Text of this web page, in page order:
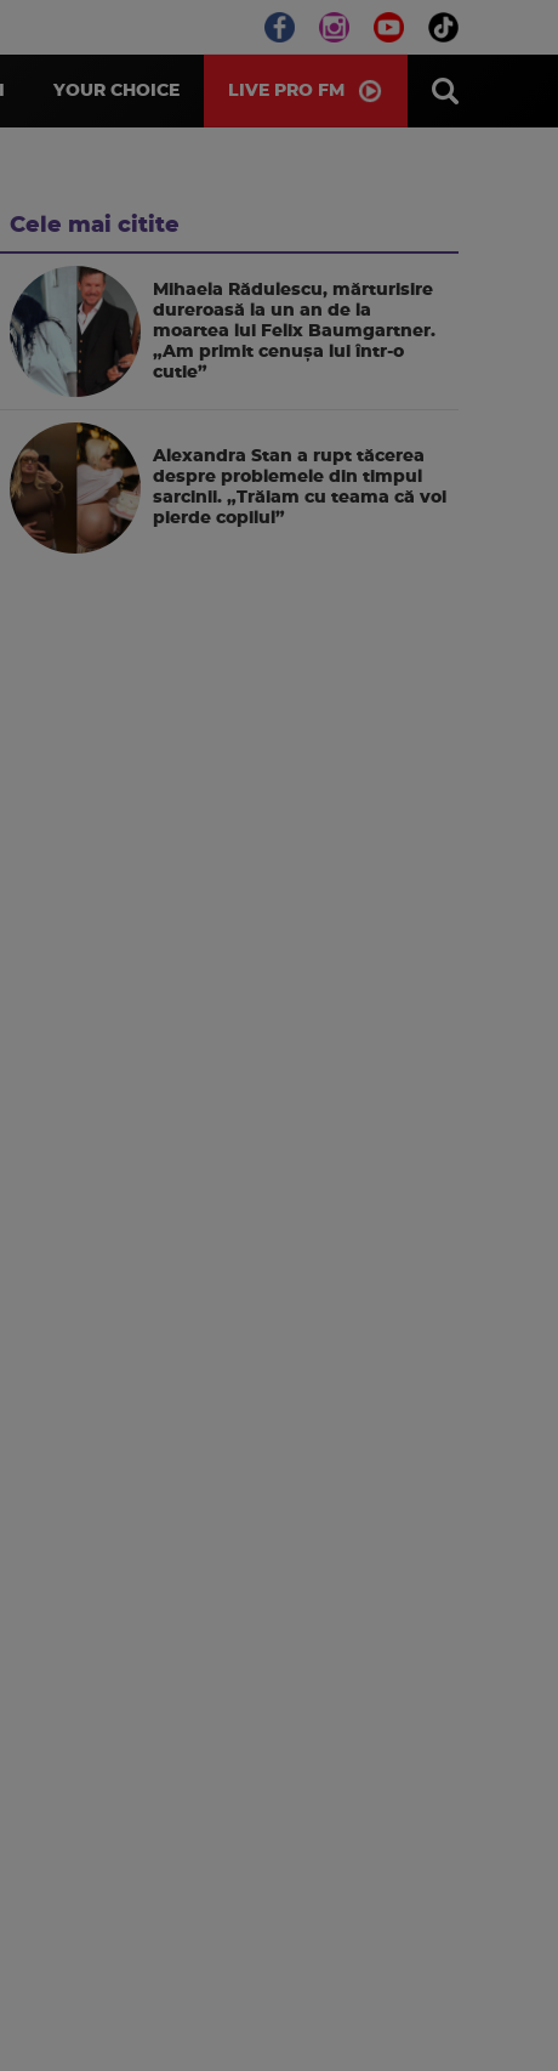
YOUR CHOICE LIVE PRO FM
Cele mai citite
Mihaela Rădulescu, mărturisire
dureroasă la un an de la
moartea lui Felix Baumgartner.
„Am primit cenușa lui într-o
cutie”
Alexandra Stan a rupt tăcerea
despre problemele din timpul
sarcinii. „Trăiam cu teama că voi
pierde copilul”